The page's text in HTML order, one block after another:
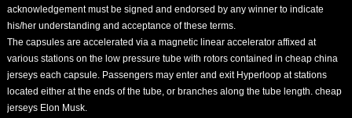
acknowledgement must be signed and endorsed by any winner to indicate
his/her understanding and acceptance of these terms.
The capsules are accelerated via a magnetic linear accelerator affixed at
various stations on the low pressure tube with rotors contained in cheap china
jerseyseach capsule. Passengers may enter and exit Hyperloop at stations
located either at the ends of the tube, or branches along the tube length. cheap
jerseysElon Musk.